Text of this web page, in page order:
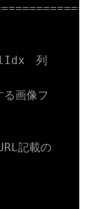
　列
像フ
記載の